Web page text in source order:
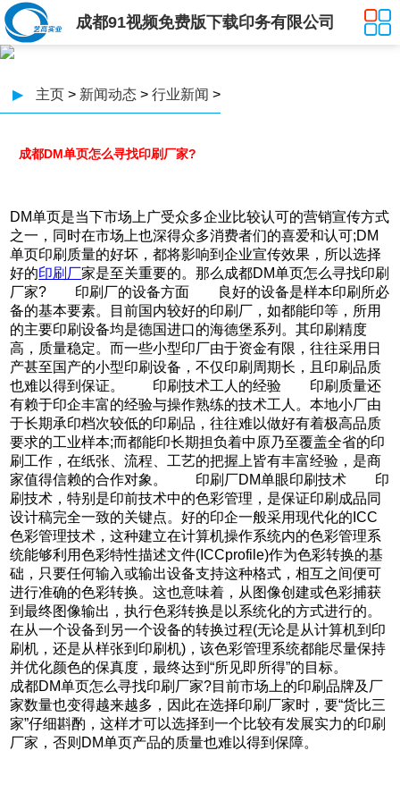
成都91视频免费版下载印务有限公司
▶ 主页 > 新闻动态 > 行业新闻 >
成都DM单页怎么寻找印刷厂家?
DM单页是当下市场上广受众多企业比较认可的营销宣传方式
之一，同时在市场上也深得众多消费者们的喜爱和认可;DM
单页印刷质量的好坏，都将影响到企业宣传效果，所以选择
好的印刷厂家是至关重要的。那么成都DM单页怎么寻找印刷
厂家? 印刷厂的设备方面 良好的设备是样本印刷所必
备的基本要素。目前国内较好的印刷厂，如都能印等，所用
的主要印刷设备均是德国进口的海德堡系列。其印刷精度
高，质量稳定。而一些小型印厂由于资金有限，往往采用日
产甚至国产的小型印刷设备，不仅印刷周期长，且印刷品质
也难以得到保证。 印刷技术工人的经验 印刷质量还
有赖于印企丰富的经验与操作熟练的技术工人。本地小厂由
于长期承印档次较低的印刷品，往往难以做好有着极高品质
要求的工业样本;而都能印长期担负着中原乃至覆盖全省的印
刷工作，在纸张、流程、工艺的把握上皆有丰富经验，是商
家值得信赖的合作对象。 印刷厂DM单眼印刷技术 印
刷技术，特别是印前技术中的色彩管理，是保证印刷成品同
设计稿完全一致的关键点。好的印企一般采用现代化的ICC
色彩管理技术，这种建立在计算机操作系统内的色彩管理系
统能够利用色彩特性描述文件(ICCprofile)作为色彩转换的基
础，只要任何输入或输出设备支持这种格式，相互之间便可
进行准确的色彩转换。这也意味着，从图像创建或色彩捕获
到最终图像输出，执行色彩转换是以系统化的方式进行的。
在从一个设备到另一个设备的转换过程(无论是从计算机到印
刷机，还是从样张到印刷机)，该色彩管理系统都能尽量保持
并优化颜色的保真度，最终达到“所见即所得”的目标。
成都DM单页怎么寻找印刷厂家?目前市场上的印刷品牌及厂
家数量也变得越来越多，因此在选择印刷厂家时，要“货比三
家”仔细斟酌，这样才可以选择到一个比较有发展实力的印刷
厂家，否则DM单页产品的质量也难以得到保障。